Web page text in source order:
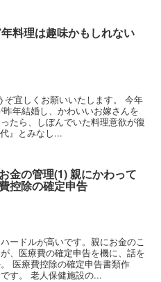
料理は趣味かもしれない
宜しくお願いいたします。 今年
年結婚し、かわいいお嫁さんを
たら、しぼんでいた料理意欲が復
』とみなし...
金の管理(1) 親にかわって
控除の確定申告
ードルが高いです。親にお金のこ
、医療費の確定申告を機に、話を
医療費控除の確定申告書類作
す。 老人保健施設の...